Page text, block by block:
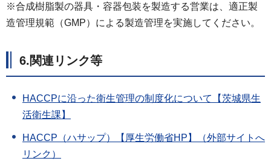
※合成樹脂製の器具・容器包装を製造する営業は、適正製
造管理規範（GMP）による製造管理を実施してください。
6.関連リンク等
HACCPに沿った衛生管理の制度化について【茨城県生
活衛生課】
HACCP（ハサップ）【厚生労働省HP】（外部サイトへ
リンク）